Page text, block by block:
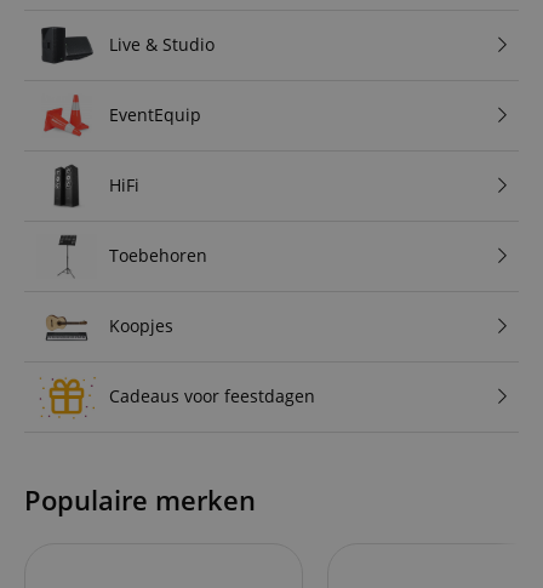
Live & Studio
EventEquip
HiFi
Toebehoren
Koopjes
Cadeaus voor feestdagen
Populaire merken